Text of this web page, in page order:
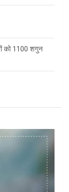
को 1100 शगुन